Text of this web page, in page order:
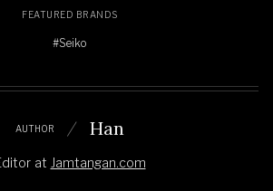
FEATURED BRANDS
#Seiko
AUTHOR Han
at Jamtangan.com